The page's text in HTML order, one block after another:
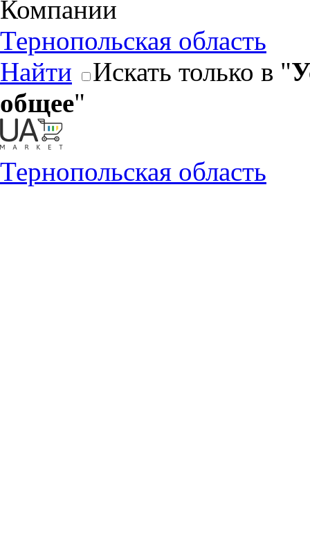
Компании
Тернопольская область
Найти
Искать только в "
общее"
Тернопольская область